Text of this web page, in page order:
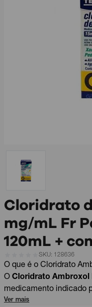
Cloridrato
mg/mL Fr
120mL +
SKU: 128636
O que é o Cloridrato
O Cloridrato Ambroxol
medicamento indicado
Ver mais